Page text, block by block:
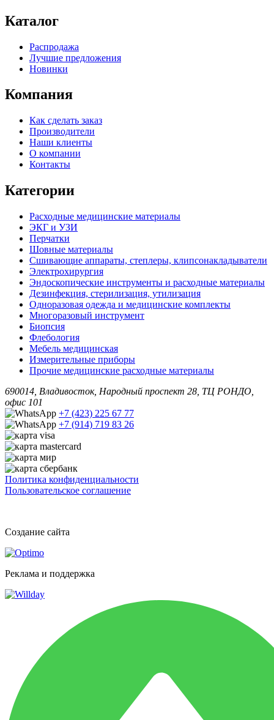
Каталог
Распродажа
Лучшие предложения
Новинки
Компания
Как сделать заказ
Производители
Наши клиенты
О компании
Контакты
Категории
Расходные медицинские материалы
ЭКГ и УЗИ
Перчатки
Шовные материалы
Сшивающие аппараты, степлеры, клипсонакладыватели
Электрохирургия
Эндоскопические инструменты и расходные материалы
Дезинфекция, стерилизация, утилизация
Одноразовая одежда и медицинские комплекты
Многоразовый инструмент
Биопсия
Флебология
Мебель медицинская
Измерительные приборы
Прочие медицинские расходные материалы
690014, Владивосток, Народный проспект 28, ТЦ РОНДО,
офис 101
+7 (423) 225 67 77
+7 (914) 719 83 26
Политика конфиденциальности
Пользовательское соглашение
Создание сайта
Реклама и поддержка